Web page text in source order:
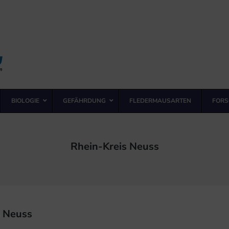
BIOLOGIE GEFÄHRDUNG FLEDERMAUSARTEN
Kategorie:
Rhein-Kreis Neuss